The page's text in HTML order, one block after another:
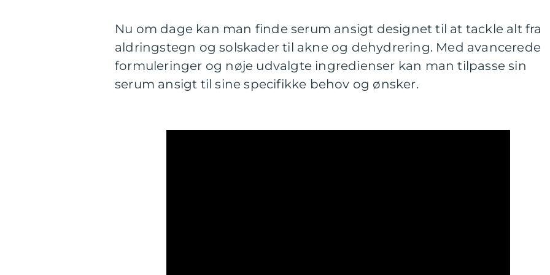
Nu om dage kan man finde serum ansigt designet til at tackle alt fra
aldringstegn og solskader til akne og dehydrering. Med avancerede
formuleringer og nøje udvalgte ingredienser kan man tilpasse sin
serum ansigt til sine specifikke behov og ønsker.